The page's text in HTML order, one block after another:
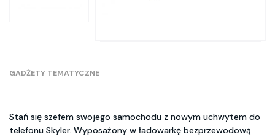
GADŻETY TEMATYCZNE
Stań się szefem swojego samochodu z nowym uchwytem do
telefonu Skyler. Wyposażony w ładowarkę bezprzewodową